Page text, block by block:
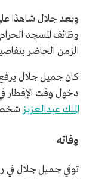
ويعد جلال شاهدًا
وظائف المسجد
الزمن الحاضر
كان جميل جلال يرفع
دخول وقت الإفطار
الملك عبدالعزيز
وفاته